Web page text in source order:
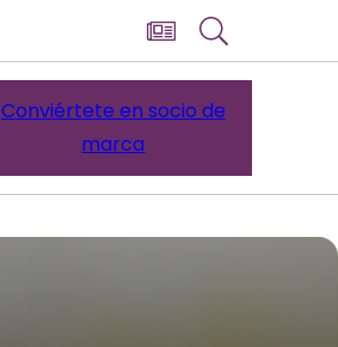
Conviértete en socio de
marca